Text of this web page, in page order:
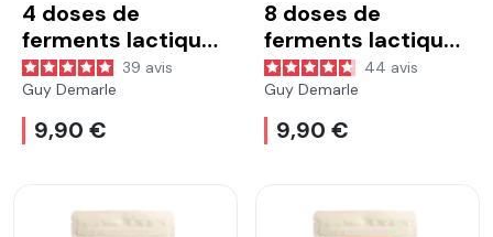
4 doses de
ferments lactiques
pour Skyr39 avis
Guy Demarle
9,90 €
8 doses de
ferments lactiques
pour yaourts fruits
rouges
44 avis
Guy Demarle
9,90 €